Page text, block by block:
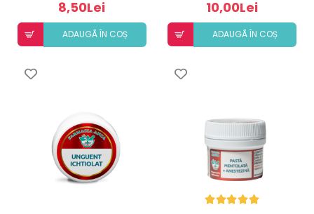
8,50Lei
ADAUGÃ ÎN COȘ
10,00Lei
ADAUGÃ ÎN COȘ